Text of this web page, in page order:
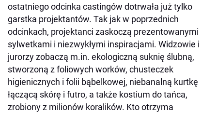
ostatniego odcinka castingów dotrwała już tylko
garstka projektantów. Tak jak w poprzednich
odcinkach, projektanci zaskoczą prezentowanymi
sylwetkami i niezwykłymi inspiracjami. Widzowie i
jurorzy zobaczą m.in. ekologiczną suknię ślubną,
stworzoną z foliowych worków, chusteczek
higienicznych i folii bąbelkowej, niebanalną kurtkę
łączącą skórę i futro, a także kostium do tańca,
zrobiony z milionów koralików. Kto otrzyma